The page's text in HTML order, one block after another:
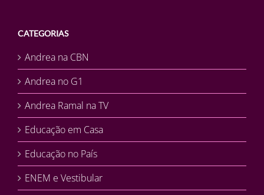
CATEGORIAS
Andrea na CBN
Andrea no G1
Andrea Ramal na TV
Educação em Casa
Educação no País
ENEM e Vestibular